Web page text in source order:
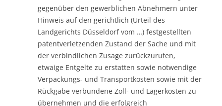
gegenüber den gewerblichen Abnehmern unter
Hinweis auf den gerichtlich (Urteil des
Landgerichts Düsseldorf vom …) festgestellten
patentverletzenden Zustand der Sache und mit
der verbindlichen Zusage zurückzurufen,
etwaige Entgelte zu erstatten sowie notwendige
Verpackungs- und Transportkosten sowie mit der
Rückgabe verbundene Zoll- und Lagerkosten zu
übernehmen und die erfolgreich